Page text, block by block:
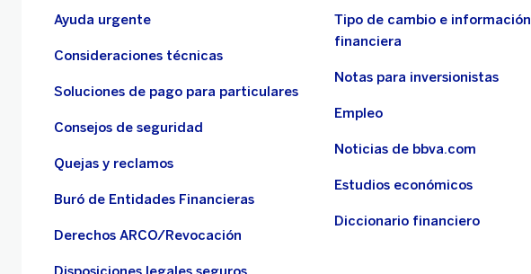
Ayuda urgente
Consideraciones técnicas
Soluciones de pago para particulares
Consejos de seguridad
Quejas y reclamos
Buró de Entidades Financieras
Derechos ARCO/Revocación
Tipo de cambio e información
financiera
Notas para inversionistas
Empleo
Noticias de bbva.com
Estudios económicos
Diccionario financiero